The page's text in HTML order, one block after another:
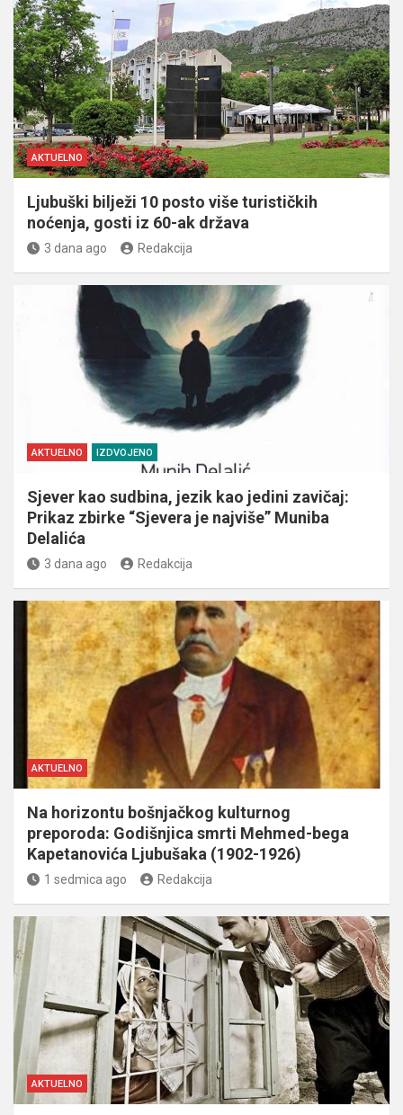
AKTUELNO
Ljubuški bilježi 10 posto više turističkih
noćenja, gosti iz 60-ak država
3 dana ago Redakcija
AKTUELNO IZDVOJENO
Sjever kao sudbina, jezik kao jedini zavičaj:
Prikaz zbirke “Sjevera je najviše” Muniba
Delalića
3 dana ago Redakcija
AKTUELNO
Na horizontu bošnjačkog kulturnog
preporoda: Godišnjica smrti Mehmed-bega
Kapetanovića Ljubušaka (1902-1926)
1 sedmica ago Redakcija
AKTUELNO